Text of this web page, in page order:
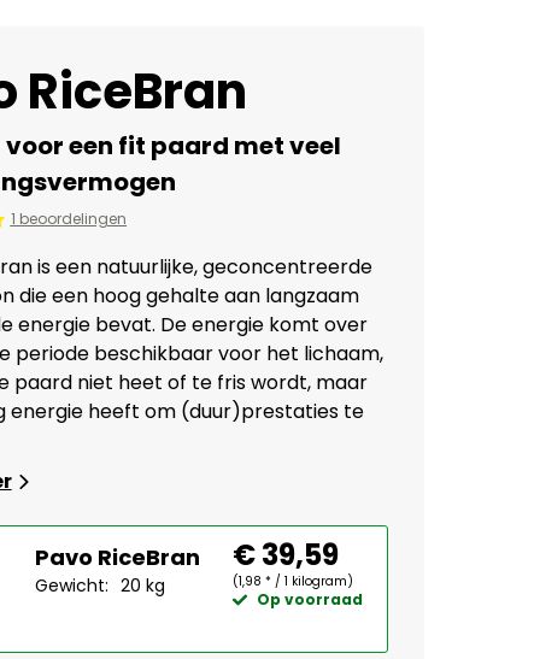
RiceBran
een fit paard met veel
1 beoordelingen
is een natuurlijke, geconcentreerde
die een hoog gehalte aan langzaam
energie bevat. De energie komt over
periode beschikbaar voor het lichaam,
paard niet heet of te fris wordt, maar
energie heeft om (duur)prestaties te
Pavo RiceBran
Gewicht: 20 kg
€ 39,59
(1,98 * / 1 kilogram)
Op voorraad